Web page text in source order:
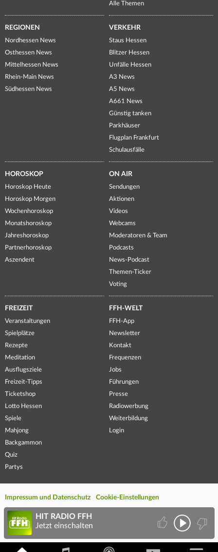
Alle Themen
REGIONEN
Nordhessen News
Osthessen News
Mittelhessen News
Rhein-Main News
Südhessen News
VERKEHR
Staus Hessen
Blitzer Hessen
Unfälle Hessen
A3 News
A5 News
A661 News
Günstig tanken
Parkhäuser
Flugplan Frankfurt
Schulausfälle
HOROSKOP
Horoskop Heute
Horoskop Morgen
Wochenhoroskop
Monatshoroskop
Jahreshoroskop
Partnerhoroskop
Aszendent
ON AIR
Sendungen
Aktionen
Videos
Webcams
Moderatoren & Team
Podcasts
News-Podcast
Themen-Ticker
Voting
FREIZEIT
Veranstaltungen
Spielplätze
Rezepte
Meditation
Ausflugsziele
Freizeit-Tipps
Ticketshop
Lotto Hessen
Spiele
Mahjong
Backgammon
Quiz
Partys
FFH-WELT
FFH-App
Newsletter
Kontakt
Frequenzen
Jobs
Führungen
Presse
Radiowerbung
Weiterbildung
Login
Impressum und Datenschutz Cookie-Einstellungen
HIT RADIO FFH
Jetzt einschalten